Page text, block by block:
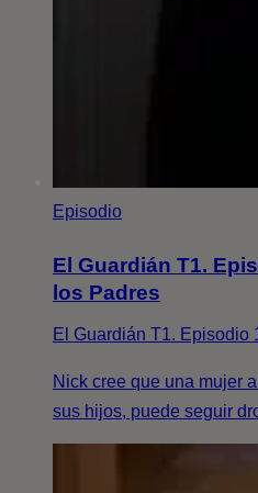
Episodio
El Guardián T1.
los Padres
El Guardián T1. Episodio
Nick cree que una mujer
sus hijos, puede seguir